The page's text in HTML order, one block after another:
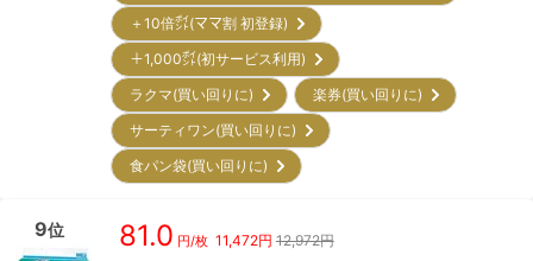
＋10倍㌽(ママ割 初登録)
＋1,000㌽(初サービス利用)
ラクマ(買い回りに)
楽券(買い回りに)
サーティワン(買い回りに)
食パン袋(買い回りに)
9位 81.0 円/枚 11,472円 12,972円